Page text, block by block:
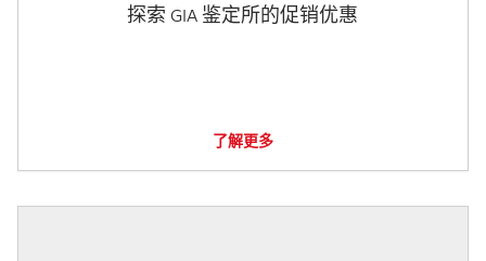
探索 GIA 鉴定所的促销优惠
了解更多